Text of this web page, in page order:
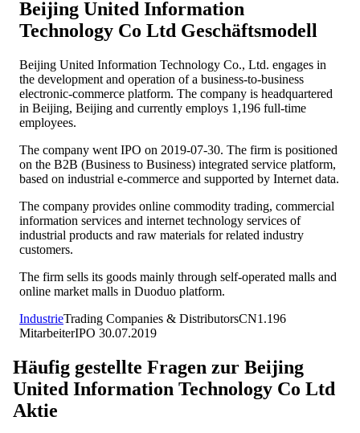
Beijing United Information
Technology Co Ltd Geschäftsmodell
Beijing United Information Technology Co., Ltd. engages in
the development and operation of a business-to-business
electronic-commerce platform. The company is headquartered
in Beijing, Beijing and currently employs 1,196 full-time
employees.
The company went IPO on 2019-07-30. The firm is positioned
on the B2B (Business to Business) integrated service platform,
based on industrial e-commerce and supported by Internet data.
The company provides online commodity trading, commercial
information services and internet technology services of
industrial products and raw materials for related industry
customers.
The firm sells its goods mainly through self-operated malls and
online market malls in Duoduo platform.
IndustrieTrading Companies & DistributorsCN1.196
MitarbeiterIPO 30.07.2019
Häufig gestellte Fragen zur Beijing
United Information Technology Co Ltd
Aktie